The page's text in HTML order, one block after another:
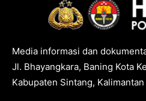
Media informasi dan
Jl. Bhayangkara, Baning Kota
Kabupaten Sintang,